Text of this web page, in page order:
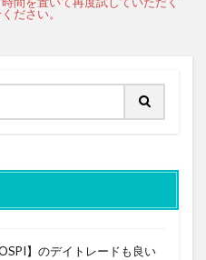
】のデイトレードも良い